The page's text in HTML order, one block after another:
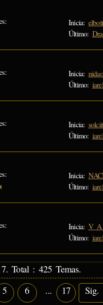
Inicia:
Último:
Inicia:
Último:
Inicia:
Último:
Inicia:
Último:
Inicia:
Último:
Total : 425 Temas.
5 6 ... 17 Sig.